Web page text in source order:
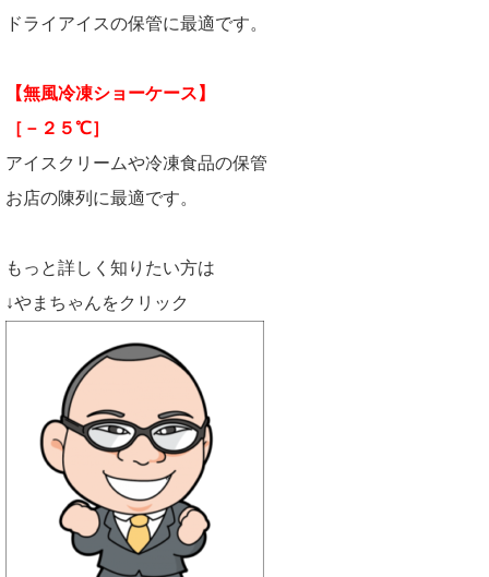
ドライアイスの保管に最適です。
【無風冷凍ショーケース】
［－２５℃］
アイスクリームや冷凍食品の保管
お店の陳列に最適です。
もっと詳しく知りたい方は
↓やまちゃんをクリック